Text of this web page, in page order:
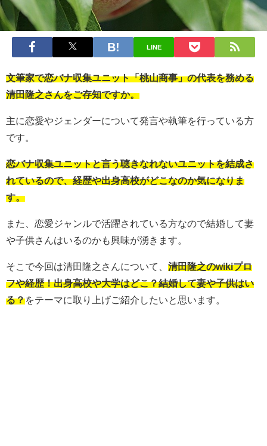
LINE
文筆家で恋バナ収集ユニット「桃山商事」の代表を務める
清田隆之さんをご存知ですか。
主に恋愛やジェンダーについて発言や執筆を行っている方
です。
恋バナ収集ユニットと言う聴きなれないユニットを結成さ
れているので、経歴や出身高校がどこなのか気になりま
す。
また、恋愛ジャンルで活躍されている方なので結婚して妻
や子供さんはいるのかも興味が湧きます。
そこで今回は清田隆之さんについて、 清田隆之のwikiプロ
フや経歴！出身高校や大学はどこ？結婚して妻や子供はい
る？をテーマに取り上げご紹介したいと思います。